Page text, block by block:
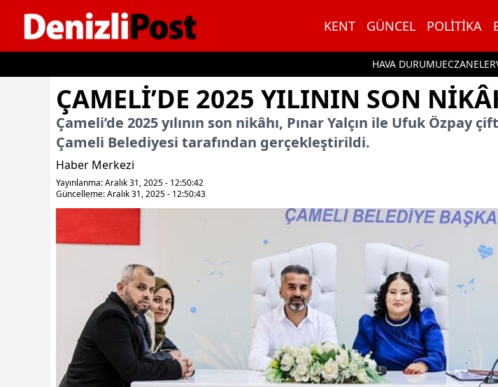
KENT GÜNCEL POLITIKA
HAVA DURUMUECZANELER
ÇAMELI’DE 2025 YILININ SON
Çameli’de 2025 yılının son nikâhı, Pınar Yalçın ile Ufuk Özpay
Çameli Belediyesi tarafından gerçekleştirildi.
Haber Merkezi
Yayınlanma: Aralık 31, 2025 - 12:50:42
Güncelleme: Aralık 31, 2025 - 12:50:43